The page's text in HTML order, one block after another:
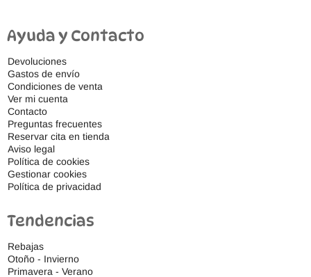
Ayuda y Contacto
Devoluciones
Gastos de envío
Condiciones de venta
Ver mi cuenta
Contacto
Preguntas frecuentes
Reservar cita en tienda
Aviso legal
Política de cookies
Gestionar cookies
Política de privacidad
Tendencias
Rebajas
Otoño - Invierno
Primavera - Verano